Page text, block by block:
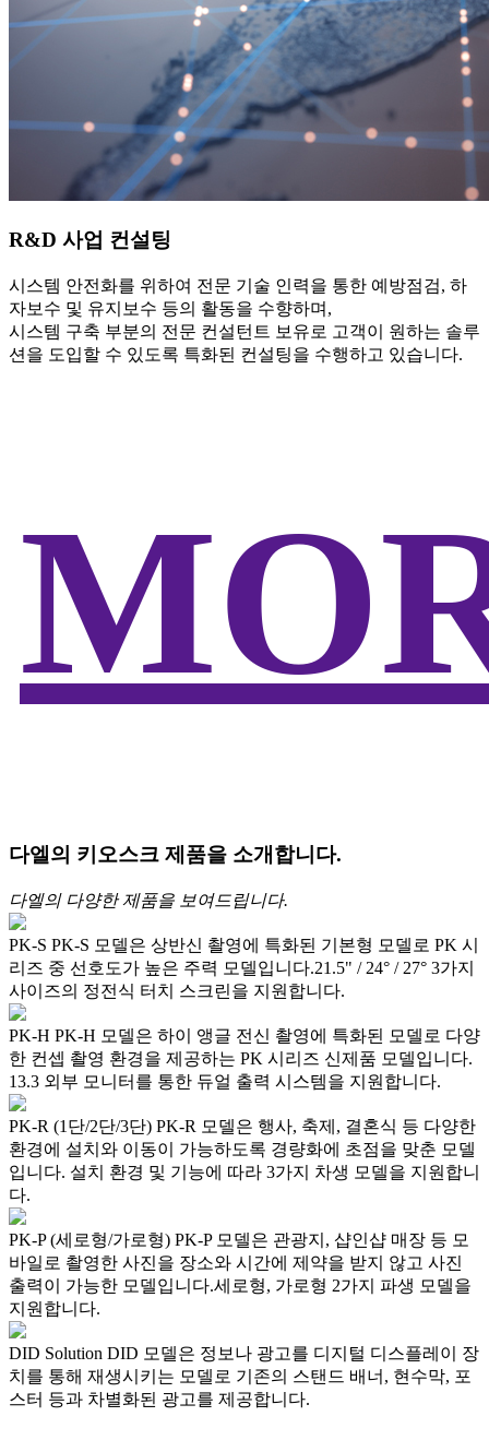
R&D 사업 컨설팅
시스템 안전화를 위하여 전문 기술 인력을 통한 예방점검, 하
자보수 및 유지보수 등의 활동을 수향하며,
시스템 구축 부분의 전문 컨설턴트 보유로 고객이 원하는 솔루
션을 도입할 수 있도록 특화된 컨설팅을 수행하고 있습니다.
다엘의 키오스크 제품을 소개합니다.
다엘의 다양한 제품을 보여드립니다.
PK-S PK-S 모델은 상반신 촬영에 특화된 기본형 모델로 PK 시
리즈 중 선호도가 높은 주력 모델입니다.21.5" / 24° / 27° 3가지
사이즈의 정전식 터치 스크린을 지원합니다.
PK-H PK-H 모델은 하이 앵글 전신 촬영에 특화된 모델로 다양
한 컨셉 촬영 환경을 제공하는 PK 시리즈 신제품 모델입니다.
13.3 외부 모니터를 통한 듀얼 출력 시스템을 지원합니다.
PK-R (1단/2단/3단) PK-R 모델은 행사, 축제, 결혼식 등 다양한
환경에 설치와 이동이 가능하도록 경량화에 초점을 맞춘 모델
입니다. 설치 환경 및 기능에 따라 3가지 차생 모델을 지원합니
다.
PK-P (세로형/가로형) PK-P 모델은 관광지, 샵인샵 매장 등 모
바일로 촬영한 사진을 장소와 시간에 제약을 받지 않고 사진
출력이 가능한 모델입니다.세로형, 가로형 2가지 파생 모델을
지원합니다.
DID Solution DID 모델은 정보나 광고를 디지털 디스플레이 장
치를 통해 재생시키는 모델로 기존의 스탠드 배너, 현수막, 포
스터 등과 차별화된 광고를 제공합니다.